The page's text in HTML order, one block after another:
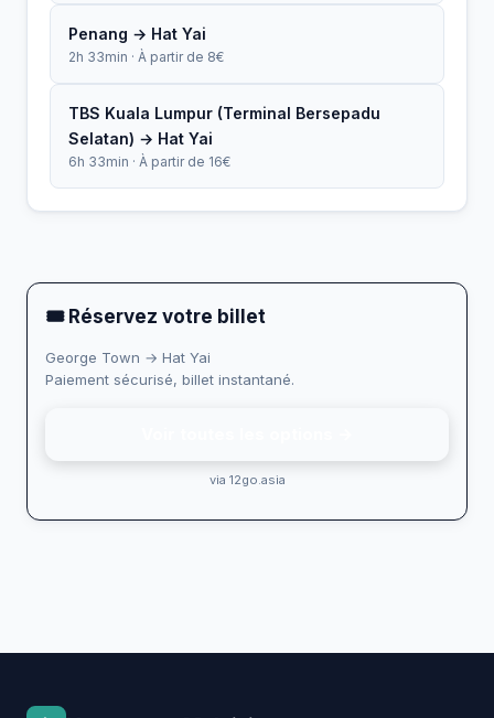
Penang → Hat Yai
2h 33min · À partir de 8€
TBS Kuala Lumpur (Terminal Bersepadu
Selatan) → Hat Yai
6h 33min · À partir de 16€
🎟 Réservez votre billet
George Town → Hat Yai
Paiement sécurisé, billet instantané.
via 12go.asia